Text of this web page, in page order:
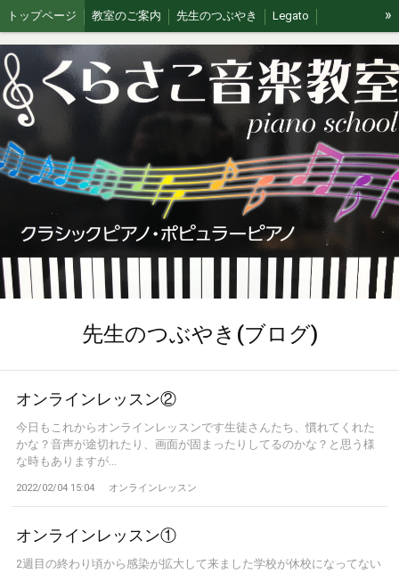
トップページ 教室のご案内 先生のつぶやき Legato
イベント/無料体験 ブログ J&G ステージの思い出
»
先生のつぶやき(ブログ)
オンラインレッスン②
今日もこれからオンラインレッスンです生徒さんたち、慣れてくれた
かな？音声が途切れたり、画面が固まったりしてるのかな？と思う様
な時もありますが...
2022/02/04 15:04 オンラインレッスン
オンラインレッスン①
2週目の終わり頃から感染が拡大して来ました学校が休校になってない